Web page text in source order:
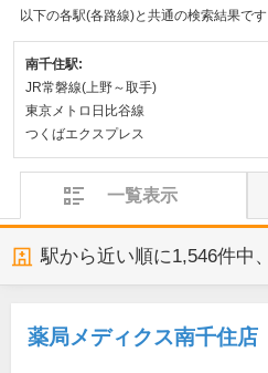
以下の各駅(各路線)と共通の検索結果です
南千住駅:
JR常磐線(上野～取手)
東京メトロ日比谷線
つくばエクスプレス
一覧表示
駅から近い順に1,546件中、
薬局メディクス南千住店